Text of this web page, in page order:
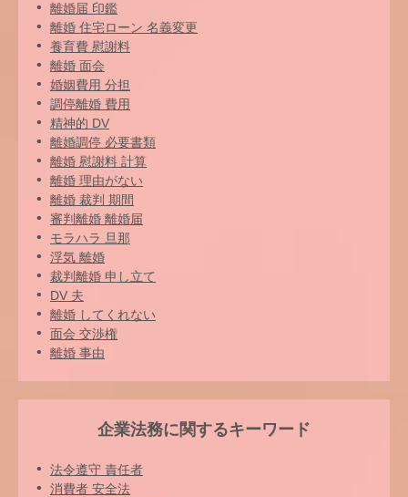
離婚届 印鑑
離婚 住宅ローン 名義変更
養育費 慰謝料
離婚 面会
婚姻費用 分担
調停離婚 費用
精神的 DV
離婚調停 必要書類
離婚 慰謝料 計算
離婚 理由がない
離婚 裁判 期間
審判離婚 離婚届
モラハラ 旦那
浮気 離婚
裁判離婚 申し立て
DV 夫
離婚 してくれない
面会 交渉権
離婚 事由
企業法務に関するキーワード
法令遵守 責任者
消費者 安全法